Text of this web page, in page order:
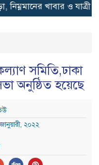
খাবার ও যাত্রী
সমিতি,ঢাকা
অনুষ্ঠিত হয়েছে
২০২২